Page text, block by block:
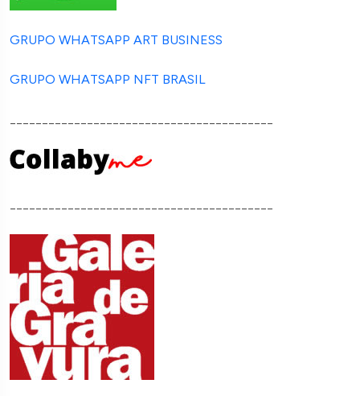
GRUPO WHATSAPP ART BUSINESS
GRUPO WHATSAPP NFT BRASIL